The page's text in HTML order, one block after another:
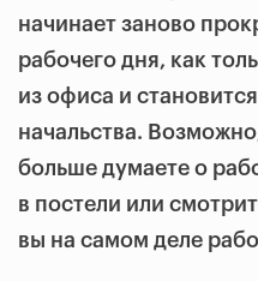
начинает заново
рабочего дня, как
из офиса и
начальства.
больше думаете о
в постели или
вы на самом деле